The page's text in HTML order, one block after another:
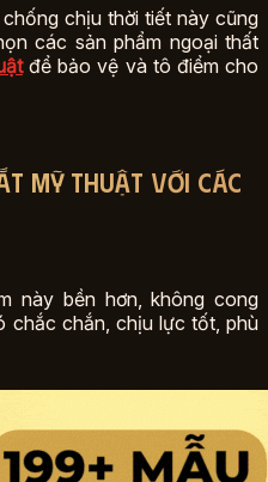
chịu thời tiết này cũng
các sản phẩm ngoại thất
để bảo vệ và tô điểm cho
mỹ thuật với các
này bền hơn, không cong
chắc chắn, chịu lực tốt, phù